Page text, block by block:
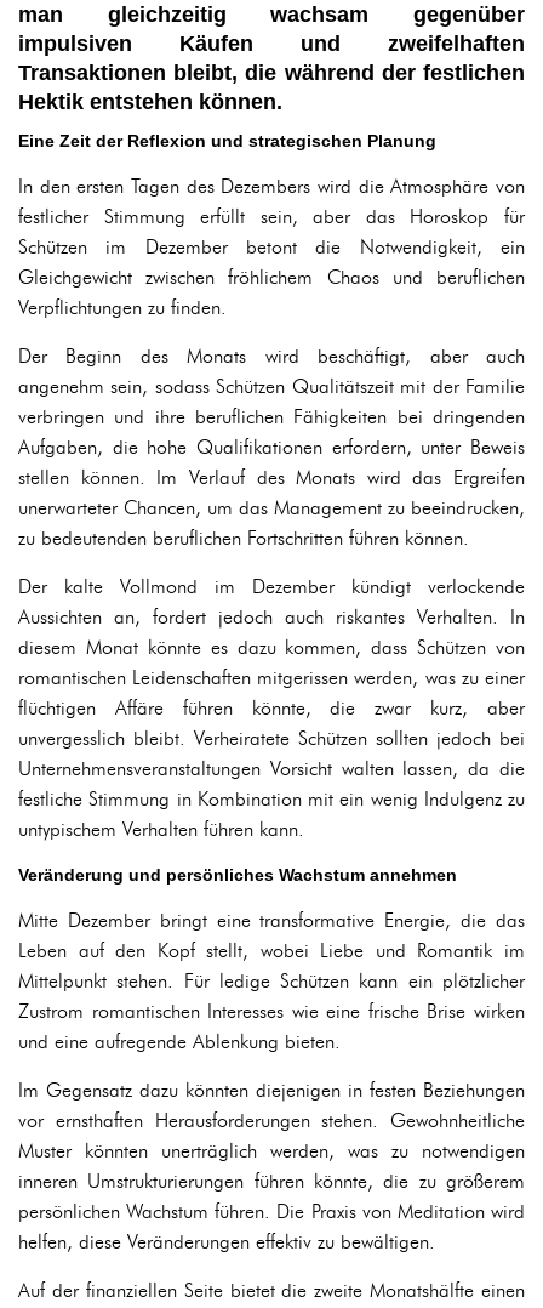
man gleichzeitig wachsam gegenüber
impulsiven Käufen und zweifelhaften
Transaktionen bleibt, die während der festlichen
Hektik entstehen können.
Eine Zeit der Reflexion und strategischen Planung
In den ersten Tagen des Dezembers wird die Atmosphäre von
festlicher Stimmung erfüllt sein, aber das Horoskop für
Schützen im Dezember betont die Notwendigkeit, ein
Gleichgewicht zwischen fröhlichem Chaos und beruflichen
Verpflichtungen zu finden.
Der Beginn des Monats wird beschäftigt, aber auch
angenehm sein, sodass Schützen Qualitätszeit mit der Familie
verbringen und ihre beruflichen Fähigkeiten bei dringenden
Aufgaben, die hohe Qualifikationen erfordern, unter Beweis
stellen können. Im Verlauf des Monats wird das Ergreifen
unerwarteter Chancen, um das Management zu beeindrucken,
zu bedeutenden beruflichen Fortschritten führen können.
Der kalte Vollmond im Dezember kündigt verlockende
Aussichten an, fordert jedoch auch riskantes Verhalten. In
diesem Monat könnte es dazu kommen, dass Schützen von
romantischen Leidenschaften mitgerissen werden, was zu einer
flüchtigen Affäre führen könnte, die zwar kurz, aber
unvergesslich bleibt. Verheiratete Schützen sollten jedoch bei
Unternehmensveranstaltungen Vorsicht walten lassen, da die
festliche Stimmung in Kombination mit ein wenig Indulgenz zu
untypischem Verhalten führen kann.
Veränderung und persönliches Wachstum annehmen
Mitte Dezember bringt eine transformative Energie, die das
Leben auf den Kopf stellt, wobei Liebe und Romantik im
Mittelpunkt stehen. Für ledige Schützen kann ein plötzlicher
Zustrom romantischen Interesses wie eine frische Brise wirken
und eine aufregende Ablenkung bieten.
Im Gegensatz dazu könnten diejenigen in festen Beziehungen
vor ernsthaften Herausforderungen stehen. Gewohnheitliche
Muster könnten unerträglich werden, was zu notwendigen
inneren Umstrukturierungen führen könnte, die zu größerem
persönlichen Wachstum führen. Die Praxis von Meditation wird
helfen, diese Veränderungen effektiv zu bewältigen.
Auf der finanziellen Seite bietet die zweite Monatshälfte einen